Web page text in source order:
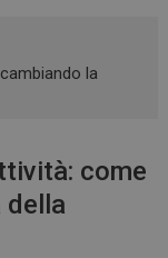
la
come
della